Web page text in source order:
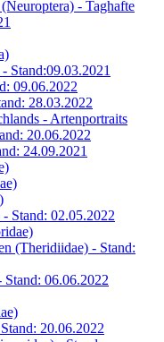
- Taghafte
Stand:09.03.2021
09.06.2022
28.03.2022
- Artenportraits
20.06.2022
24.09.2021
Stand: 02.05.2022
(Theridiidae) - Stand:
06.06.2022
20.06.2022